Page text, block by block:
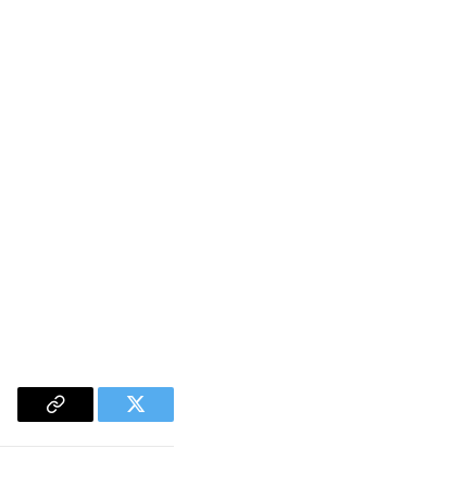
Copy
Twitter